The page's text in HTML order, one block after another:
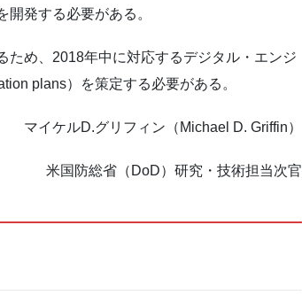
発する必要がある。
ため、2018年中に対応するデジタル・エンジ
plans）を策定する必要がある。
マイケルD.グリフィン（Michael D. Griffin）
米国防総省（DoD）研究・技術担当次官